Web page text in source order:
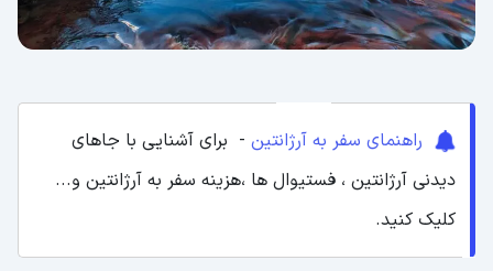
راهنمای سفر به آرژانتین - برای آشنایی با جاهای
دیدنی آرژانتین ، فستیوال ها ،هزینه سفر به آرژانتین و...
کلیک کنید.